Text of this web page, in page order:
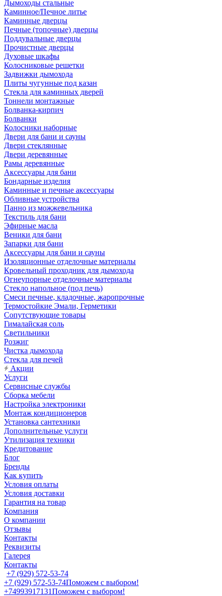
Дымоходы стальные
Каминное/Печное литье
Каминные дверцы
Печные (топочные) дверцы
Поддувальные дверцы
Прочистные дверцы
Духовые шкафы
Колосниковые решетки
Задвижки дымохода
Плиты чугунные под казан
Стекла для каминных дверей
Тоннели монтажные
Болванка-кирпич
Болванки
Колосники наборные
Двери для бани и сауны
Двери стеклянные
Двери деревянные
Рамы деревянные
Аксессуары для бани
Бондарные изделия
Каминные и печные аксессуары
Обливные устройства
Панно из можжевельника
Текстиль для бани
Эфирные масла
Веники для бани
Запарки для бани
Аксессуары для бани и сауны
Изоляционные отделочные материалы
Кровельный проходник для дымохода
Огнеупорные отделочные материалы
Стекло напольное (под печь)
Смеси печные, кладочные, жаропрочные
Термостойкие Эмали, Герметики
Сопутствующие товары
Гималайская соль
Светильники
Розжиг
Чистка дымохода
Стекла для печей
Акции
Услуги
Сервисные службы
Сборка мебели
Настройка электроники
Монтаж кондиционеров
Установка сантехники
Дополнительные услуги
Утилизация техники
Кредитование
Блог
Бренды
Как купить
Условия оплаты
Условия доставки
Гарантия на товар
Компания
О компании
Отзывы
Контакты
Реквизиты
Галерея
Контакты
+7 (929) 572-53-74
+7 (929) 572-53-74Поможем с выбором!
+74993917131Поможем с выбором!